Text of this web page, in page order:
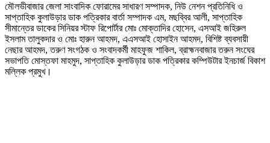
মৌলভীবাজার জেলা সাংবাদিক ফোরামের সাধারণ সম্পাদক, নিউ নেশন প্রতিনিধি ও
সাপ্তাহিক কুলাউড়ার ডাক পত্রিকার বার্তা সম্পাদক এম, মছব্বির আলী, সাপ্তাহিক
সীমান্তের ডাকের সিনিয়র স্টাফ রিপোর্টার মোঃ মোক্তাদির হোসেন, এসআই জহিরুল
ইসলাম তালুকদার ও মোঃ হারুন আহমদ, এএসআই হোসাইন আহমদ, বিশিষ্ট ব্যবসায়ী
নেছার আহমদ, তরুণ সংগঠক ও সংবাদকর্মী মাহফুজ শাকিল, ব্রাহ্মনবাজার তরুন সংঘের
সভাপতি মোস্তফা মাহমুদ, সাপ্তাহিক কুলাউড়ার ডাক পত্রিকার কম্পিউটার ইনচার্জ বিকাশ
মল্লিক প্রমুখ।